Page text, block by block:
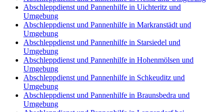
Abschleppdienst und Pannenhilfe in Uichteritz und
Umgebung
Abschleppdienst und Pannenhilfe in Markranstädt und
Umgebung
Abschleppdienst und Pannenhilfe in Starsiedel und
Umgebung
Abschleppdienst und Pannenhilfe in Hohenmölsen und
Umgebung
Abschleppdienst und Pannenhilfe in Schkeuditz und
Umgebung
Abschleppdienst und Pannenhilfe in Braunsbedra und
Umgebung